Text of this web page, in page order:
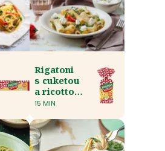
Rigatoni
s cuketou
a ricottou
z jednoho
15 MIN